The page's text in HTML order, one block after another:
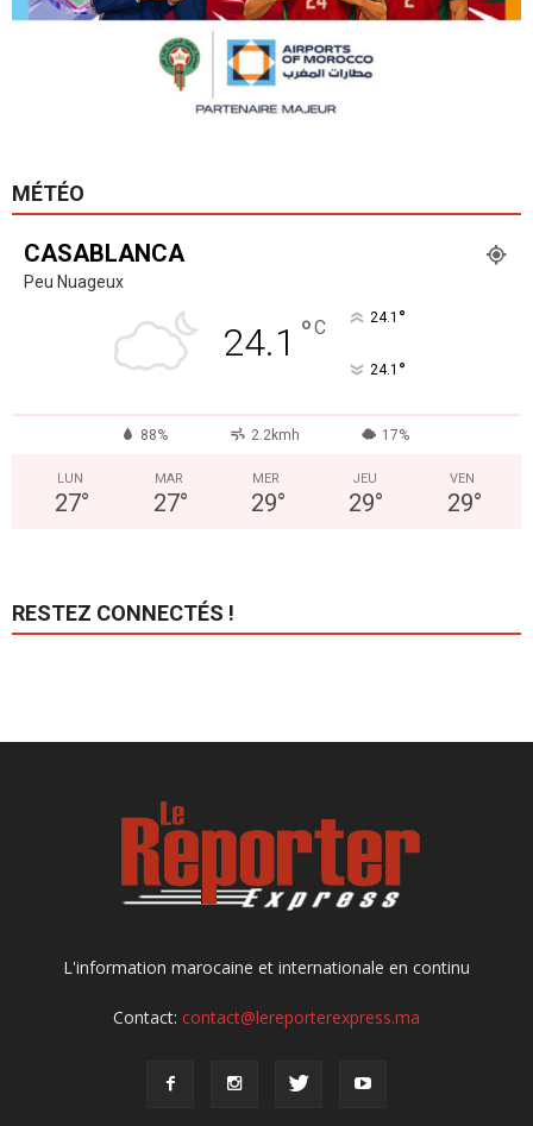
MÉTÉO
CASABLANCA
Peu Nuageux
24.1 °C 24.1 °
24.1 °
88% 2.2kmh 17%
LUN
27°
MAR
27°
MER
29°
JEU
29°
VEN
29°
RESTEZ CONNECTÉS !
L'information marocaine et internationale en continu
Contact: contact@lereporterexpress.ma